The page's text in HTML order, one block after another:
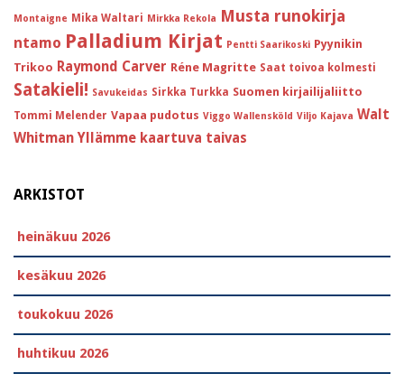
Montaigne Mika Waltari Mirkka Rekola Musta runokirja
ntamo Palladium Kirjat Pentti Saarikoski Pyynikin
Trikoo Raymond Carver Réne Magritte Saat toivoa kolmesti
Satakieli! Savukeidas Sirkka Turkka Suomen kirjailijaliitto
Tommi Melender Vapaa pudotus Viggo Wallensköld Viljo Kajava Walt
Whitman Yllämme kaartuva taivas
ARKISTOT
heinäkuu 2026
kesäkuu 2026
toukokuu 2026
huhtikuu 2026